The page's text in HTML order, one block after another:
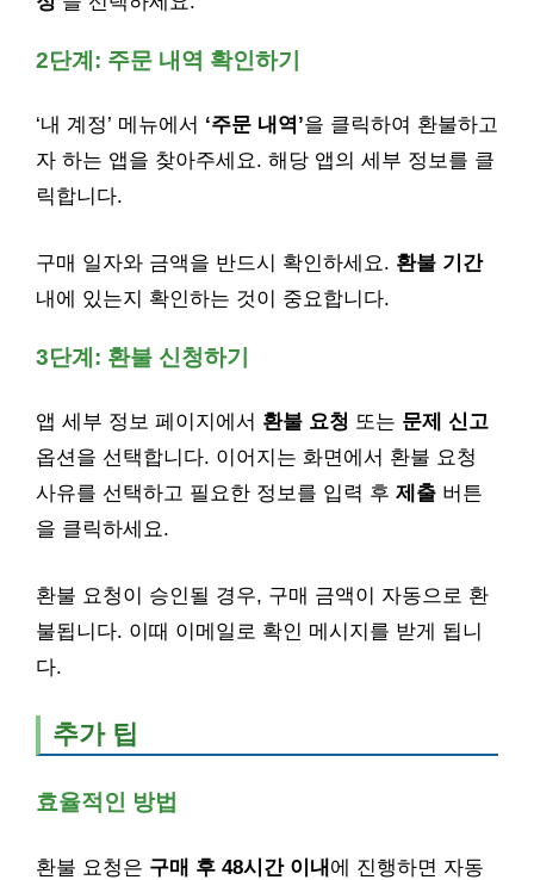
2단계: 주문 내역 확인하기
‘내 계정’ 메뉴에서 ‘주문 내역’을 클릭하여 환불하고
자 하는 앱을 찾아주세요. 해당 앱의 세부 정보를 클
릭합니다.
구매 일자와 금액을 반드시 확인하세요. 환불 기간
내에 있는지 확인하는 것이 중요합니다.
3단계: 환불 신청하기
앱 세부 정보 페이지에서 환불 요청 또는 문제 신고
옵션을 선택합니다. 이어지는 화면에서 환불 요청
사유를 선택하고 필요한 정보를 입력 후 제출 버튼
을 클릭하세요.
환불 요청이 승인될 경우, 구매 금액이 자동으로 환
불됩니다. 이때 이메일로 확인 메시지를 받게 됩니
다.
추가 팁
효율적인 방법
환불 요청은 구매 후 48시간 이내 에 진행하면 자동